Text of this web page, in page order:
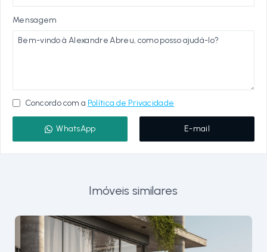
Mensagem
Concordo com a Política de Privacidade
WhatsApp E-mail
Imóveis similares